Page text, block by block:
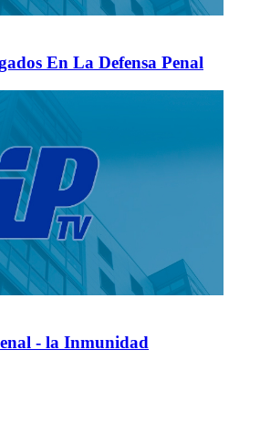
En La Defensa Penal
- la Inmunidad